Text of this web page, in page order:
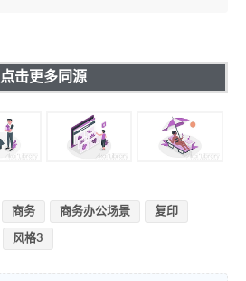
点击更多同源
商务 商务办公场景 复印
风格3